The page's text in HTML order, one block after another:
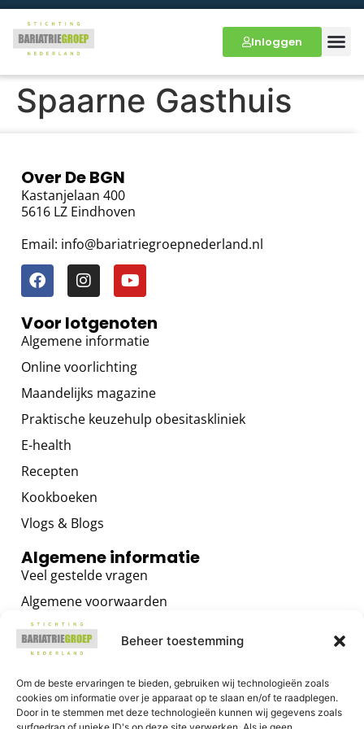
Beheer toestemming
Om de beste ervaringen te bieden, gebruiken wij technologieën zoals
cookies om informatie over je apparaat op te slaan en/of te raadplegen.
Door in te stemmen met deze technologieën kunnen wij gegevens zoals
Inloggen
Spaarne Gasthuis
Over De BGN
Kastanjelaan 400
5616 LZ Eindhoven
Email: info@bariatriegroepnederland.nl
Voor lotgenoten
Algemene informatie
Online voorlichting
Maandelijks magazine
Praktische keuzehulp obesitaskliniek
E-health
Recepten
Kookboeken
Vlogs & Blogs
Algemene informatie
Veel gestelde vragen
Algemene voorwaarden
Privacybeleid
Contact
Voor zorgverleners
Algemene informatie